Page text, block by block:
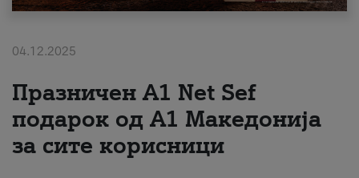
Поддршка
Надополни кредит
За нас
#ПодобарОнлајн
04.12.2025
Празничен A1 Net Sеf
подарок од А1 Македонија
за сите корисници